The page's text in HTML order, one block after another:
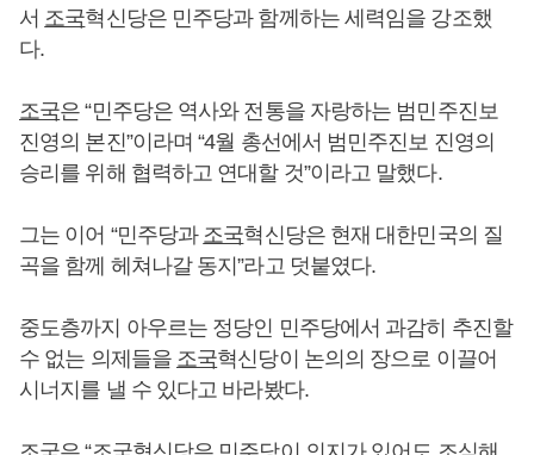
서 조국혁신당은 민주당과 함께하는 세력임을 강조했
다.
조국은 “민주당은 역사와 전통을 자랑하는 범민주진보
진영의 본진”이라며 “4월 총선에서 범민주진보 진영의
승리를 위해 협력하고 연대할 것”이라고 말했다.
그는 이어 “민주당과 조국혁신당은 현재 대한민국의 질
곡을 함께 헤쳐나갈 동지”라고 덧붙였다.
중도층까지 아우르는 정당인 민주당에서 과감히 추진할
수 없는 의제들을 조국혁신당이 논의의 장으로 이끌어
시너지를 낼 수 있다고 바라봤다.